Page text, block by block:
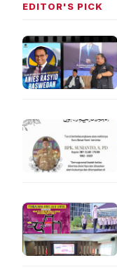
EDITOR'S PICK